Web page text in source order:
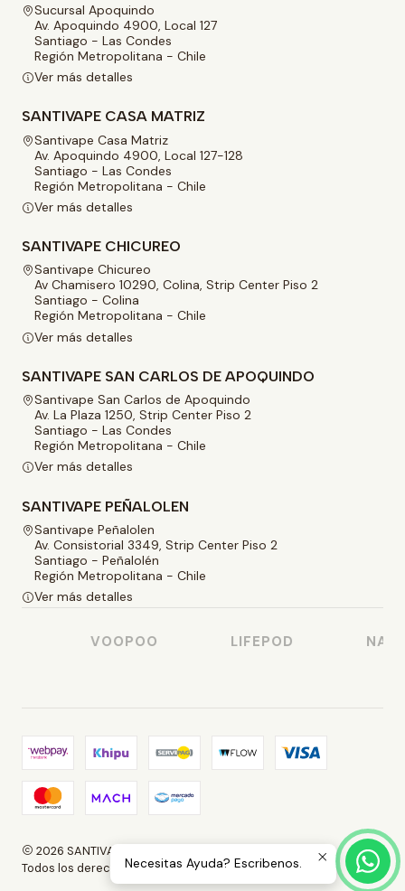
Sucursal Apoquindo
Av. Apoquindo 4900, Local 127
Santiago - Las Condes
Región Metropolitana - Chile
Ver más detalles
SANTIVAPE CASA MATRIZ
Santivape Casa Matriz
Av. Apoquindo 4900, Local 127-128
Santiago - Las Condes
Región Metropolitana - Chile
Ver más detalles
SANTIVAPE CHICUREO
Santivape Chicureo
Av Chamisero 10290, Colina, Strip Center Piso 2
Santiago - Colina
Región Metropolitana - Chile
Ver más detalles
SANTIVAPE SAN CARLOS DE APOQUINDO
Santivape San Carlos de Apoquindo
Av. La Plaza 1250, Strip Center Piso 2
Santiago - Las Condes
Región Metropolitana - Chile
Ver más detalles
SANTIVAPE PEÑALOLEN
Santivape Peñalolen
Av. Consistorial 3349, Strip Center Piso 2
Santiago - Peñalolén
Región Metropolitana - Chile
Ver más detalles
VOOPOO LIFEPOD
2026 SANTIVAPE.
Todos los derechos reservados.Necesitas Ayuda? Escribenos.